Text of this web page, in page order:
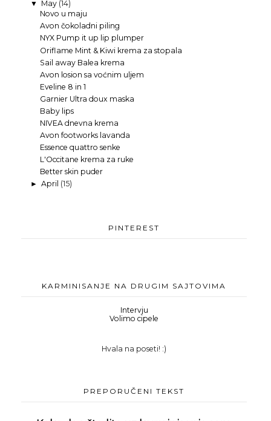
▼ May (14)
Novo u maju
Avon čokoladni piling
NYX Pump it up lip plumper
Oriflame Mint & Kiwi krema za stopala
Sail away Balea krema
Avon losion sa voćnim uljem
Eveline 8 in 1
Garnier Ultra doux maska
Baby lips
NIVEA dnevna krema
Avon footworks lavanda
Essence quattro senke
L'Occitane krema za ruke
Better skin puder
► April (15)
PINTEREST
KARMINISANJE NA DRUGIM SAJTOVIMA
Intervju
Volimo cipele
Hvala na poseti! :)
PREPORUČENI TEKST